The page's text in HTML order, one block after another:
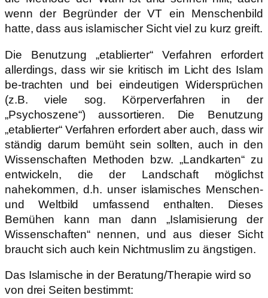
wenn der Begründer der VT ein Menschenbild
hatte, dass aus islamischer Sicht viel zu kurz greift.
Die Benutzung „etablierter“ Verfahren erfordert
allerdings, dass wir sie kritisch im Licht des Islam
be-trachten und bei eindeutigen Widersprüchen
(z.B. viele sog. Körperverfahren in der
„Psychoszene“) aussortieren. Die Benutzung
„etablierter“ Verfahren erfordert aber auch, dass wir
ständig darum bemüht sein sollten, auch in den
Wissenschaften Methoden bzw. „Landkarten“ zu
entwickeln, die der Landschaft möglichst
nahekommen, d.h. unser islamisches Menschen-
und Weltbild umfassend enthalten. Dieses
Bemühen kann man dann „Islamisierung der
Wissenschaften“ nennen, und aus dieser Sicht
braucht sich auch kein Nichtmuslim zu ängstigen.
Das Islamische in der Beratung/Therapie wird so
von drei Seiten bestimmt: